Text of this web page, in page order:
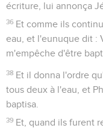
écriture, lui annonça
36 Et comme ils
eau, et l'eunuque dit :
m'empêche d'être
38 Et il donna l'ordre
tous deux à l'eau, et
baptisa.
39 Et, quand ils furent